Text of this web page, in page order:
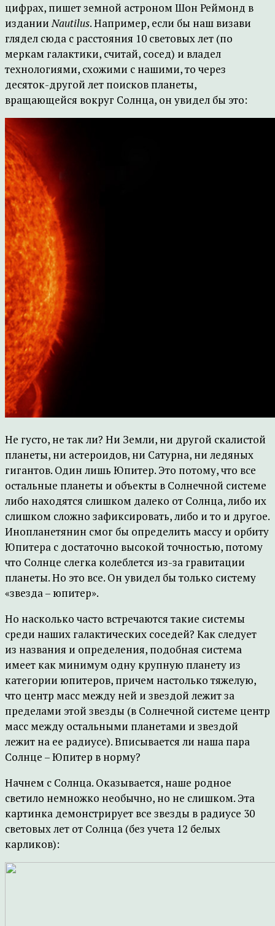
цифрах, пишет земной астроном Шон Реймонд в
изданииNautilus. Например, если бы наш визави
глядел сюда с расстояния 10 световых лет (по
меркам галактики, считай, сосед) и владел
технологиями, схожими с нашими, то через
десяток-другой лет поисков планеты,
вращающейся вокруг Солнца, он увидел бы это:
Не густо, не так ли? Ни Земли, ни другой скалистой
планеты, ни астероидов, ни Сатурна, ни ледяных
гигантов. Один лишь Юпитер. Это потому, что все
остальные планеты и объекты в Солнечной системе
либо находятся слишком далеко от Солнца, либо их
слишком сложно зафиксировать, либо и то и другое.
Инопланетянин смог бы определить массу и орбиту
Юпитера с достаточно высокой точностью, потому
что Солнце слегка колеблется из-за гравитации
планеты. Но это все. Он увидел бы только систему
«звезда – юпитер».
Но насколько часто встречаются такие системы
среди наших галактических соседей? Как следует
из названия и определения, подобная система
имеет как минимум одну крупную планету из
категории юпитеров, причем настолько тяжелую,
что центр масс между ней и звездой лежит за
пределами этой звезды (в Солнечной системе центр
масс между остальными планетами и звездой
лежит на ее радиусе). Вписывается ли наша пара
Солнце – Юпитер в норму?
Начнем с Солнца. Оказывается, наше родное
светило немножко необычно, но не слишком. Эта
картинка демонстрирует все звезды в радиусе 30
световых лет от Солнца (без учета 12 белых
карликов):